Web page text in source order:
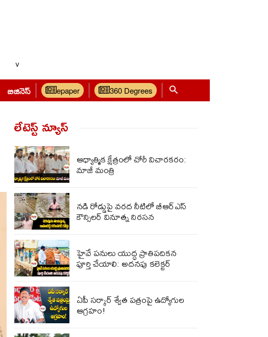
v
బిజినెస్ epaper 360 Degrees
లేటెస్ట్ న్యూస్‌
ఆధ్యాత్మిక క్షేత్రంలో చోరీ విచారకరం:
మాజీ మంత్రి
నడి రోడ్డుపై వరద నీటిలో బీఆర్ఎస్
కౌన్సిలర్ వినూత్న నిరసన
హైవే పనులు యుద్ధ ప్రాతిపదికన
పూర్తి చేయాలి: అదనపు కలెక్టర్
ఏపీ స‌ర్కార్ శ్వేత ప‌త్రంపై ఉద్యోగుల
ఆగ్ర‌హం!